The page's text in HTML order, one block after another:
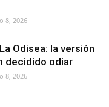
8, 2026
Odisea: la versión
decidido odiar
8, 2026